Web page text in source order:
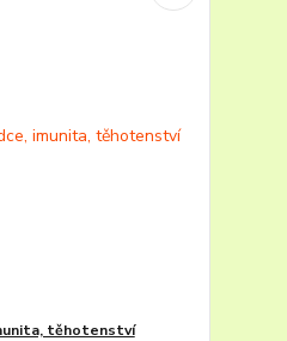
těhotenství